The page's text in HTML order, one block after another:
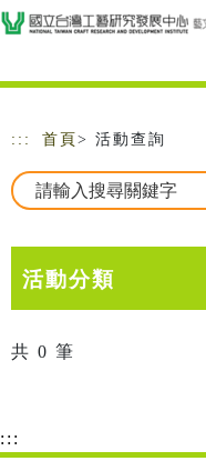
跳到主要內容
網站導覽
::: 首頁 > 活動查詢
活動分類
共 0 筆
:::